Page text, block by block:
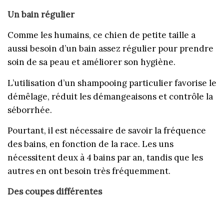
Un bain régulier
Comme les humains, ce chien de petite taille a
aussi besoin d’un bain assez régulier pour prendre
soin de sa peau et améliorer son hygiène.
L’utilisation d’un shampooing particulier favorise le
démêlage, réduit les démangeaisons et contrôle la
séborrhée.
Pourtant, il est nécessaire de savoir la fréquence
des bains, en fonction de la race. Les uns
nécessitent deux à 4 bains par an, tandis que les
autres en ont besoin très fréquemment.
Des coupes différentes